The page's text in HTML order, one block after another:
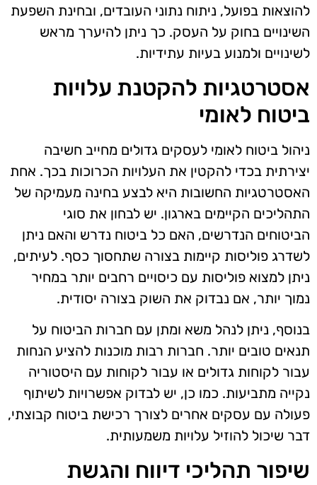
להוצאות בפועל, ניתוח נתוני העובדים, ובחינת השפעת
השינויים בחוק על העסק. כך ניתן להיערך מראש
לשינויים ולמנוע בעיות עתידיות.
אסטרטגיות להקטנת עלויות
ביטוח לאומי
ניהול ביטוח לאומי לעסקים גדולים מחייב חשיבה
יצירתית בכדי להקטין את העלויות הכרוכות בכך. אחת
האסטרטגיות החשובות היא לבצע בחינה מעמיקה של
התהליכים הקיימים בארגון. יש לבחון את סוגי
הביטוחים הנדרשים, האם כל ביטוח נדרש והאם ניתן
לשדרג פוליסות קיימות בצורה שתחסוך כסף. לעיתים,
ניתן למצוא פוליסות עם כיסויים רחבים יותר במחיר
נמוך יותר, אם נבדוק את השוק בצורה יסודית.
בנוסף, ניתן לנהל משא ומתן עם חברות הביטוח על
תנאים טובים יותר. חברות רבות מוכנות להציע הנחות
עבור לקוחות גדולים או עבור לקוחות עם היסטוריה
נקייה מתביעות. כמו כן, יש לבדוק אפשרויות לשיתוף
פעולה עם עסקים אחרים לצורך רכישת ביטוח קבוצתי,
דבר שיכול להוזיל עלויות משמעותית.
שיפור תהליכי דיווח והגשת